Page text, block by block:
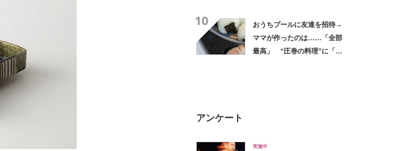
10
おうちプールに友達を招待→
ママが作ったのは……「全部
最高」 “圧巻の料理”に「う
アンケート
実施中